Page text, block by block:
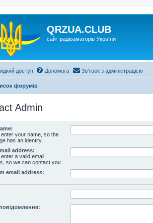
QRZUA.CLUB
сайт радіоаматорів України
доступ Допомога Зв'язок з адміністрацією
форумів
Admin
enter your name, so the
has an identity.
address:
enter a valid email
so we can contact you.
email address: